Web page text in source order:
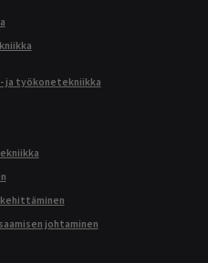
ja työkonetekniikka
kehittäminen
johtaminen